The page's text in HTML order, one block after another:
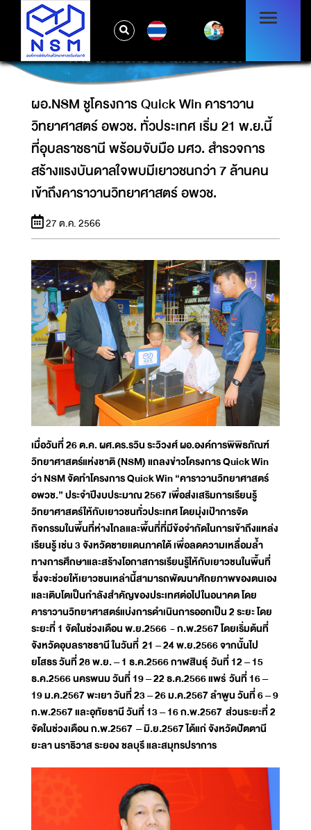
วิทยาศาสตร์ อพวช. ทั่วประเทศ เริ่ม 21 พ.ย.นี้ที่
อุบลราชธานี พร้อมจับมือ มศว. สำรวจการสร้าง
แรงบันดาลใจพบมีเยาวชนกว่า 7 ล้านคนเข้าถึง
คาราวานวิทยาศาสตร์ อพวช.
ผอ.NSM ชูโครงการ Quick Win คาราวาน
วิทยาศาสตร์ อพวช. ทั่วประเทศ เริ่ม 21 พ.ย.นี้
ที่อุบลราชธานี พร้อมจับมือ มศว. สำรวจการ
สร้างแรงบันดาลใจพบมีเยาวชนกว่า 7 ล้านคน
เข้าถึงคาราวานวิทยาศาสตร์ อพวช.
27 ต.ค. 2566
เมื่อวันที่ 26 ต.ค. ผศ.ดร.รวิน ระวิวงศ์ ผอ.องค์การพิพิธภัณฑ์
วิทยาศาสตร์แห่งชาติ (NSM) แถลงข่าวโครงการ Quick Win
ว่า NSM จัดทำโครงการ Quick Win “คาราวานวิทยาศาสตร์
อพวช.” ประจำปีงบประมาณ 2567 เพื่อส่งเสริมการเรียนรู้
วิทยาศาสตร์ให้กับเยาวชนทั่วประเทศ โดยมุ่งเป้าการจัด
กิจกรรมในพื้นที่ห่างไกลและพื้นที่ที่มีข้อจำกัดในการเข้าถึงแหล่ง
เรียนรู้ เช่น 3 จังหวัดชายแดนภาคใต้ เพื่อลดความเหลื่อมล้ำ
ทางการศึกษาและสร้างโอกาสการเรียนรู้ให้กับเยาวชนในพื้นที่
ซึ่งจะช่วยให้เยาวชนเหล่านี้สามารถพัฒนาศักยภาพของตนเอง
และเติบโตเป็นกำลังสำคัญของประเทศต่อไปในอนาคต โดย
คาราวานวิทยาศาสตร์แบ่งการดำเนินการออกเป็น 2 ระยะ โดย
ระยะที่ 1 จัดในช่วงเดือน พ.ย.2566 - ก.พ.2567 โดยเริ่มต้นที่
จังหวัดอุบลราชธานี ในวันที่ 21 – 24 พ.ย.2566 จากนั้นไป
ยโสธร วันที่ 28 พ.ย. – 1 ธ.ค.2566 กาฬสินธุ์ วันที่ 12 – 15
ธ.ค.2566 นครพนม วันที่ 19 – 22 ธ.ค.2566 แพร่ วันที่ 16 –
19 ม.ค.2567 พะเยา วันที่ 23 – 26 ม.ค.2567 ลำพูน วันที่ 6 – 9
ก.พ.2567 และอุทัยธานี วันที่ 13 – 16 ก.พ.2567 ส่วนระยะที่ 2
จัดในช่วงเดือน ก.พ.2567 – มิ.ย.2567 ได้แก่ จังหวัดปัตตานี
ยะลา นราธิวาส ระยอง ชลบุรี และสมุทรปราการ